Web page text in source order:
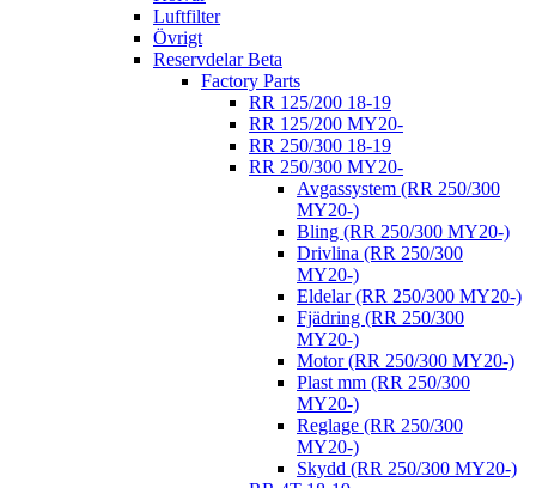
Luftfilter
Övrigt
Reservdelar Beta
Factory Parts
RR 125/200 18-19
RR 125/200 MY20-
RR 250/300 18-19
RR 250/300 MY20-
Avgassystem (RR 250/300
MY20-)
Bling (RR 250/300 MY20-)
Drivlina (RR 250/300
MY20-)
Eldelar (RR 250/300 MY20-)
Fjädring (RR 250/300
MY20-)
Motor (RR 250/300 MY20-)
Plast mm (RR 250/300
MY20-)
Reglage (RR 250/300
MY20-)
Skydd (RR 250/300 MY20-)